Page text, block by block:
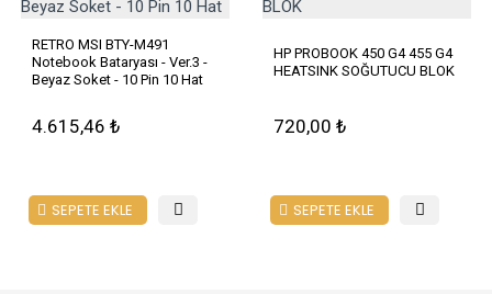
RETRO MSI BTY-M491
Notebook Bataryası - Ver.3 -
Beyaz Soket - 10 Pin 10 Hat
4.615,46 ₺
SEPETE EKLE
HP PROBOOK 450 G4 455 G4
HEATSINK SOĞUTUCU BLOK
720,00 ₺
SEPETE EKLE